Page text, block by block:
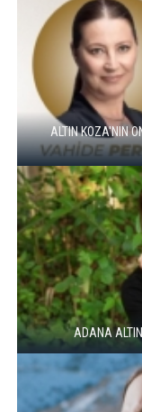
ALTIN KOZA'NIN
ADANA